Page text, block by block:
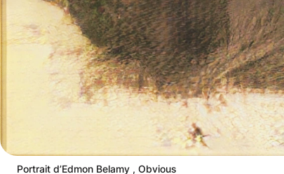
Portrait d’Edmon Belamy , Obvious